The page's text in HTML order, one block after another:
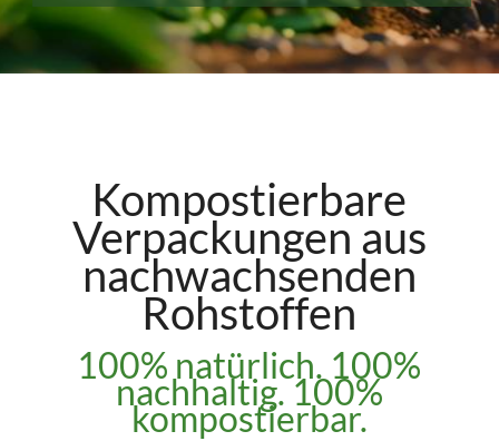
Kompostierbare
Verpackungen aus
nachwachsenden
Rohstoffen
100% natürlich. 100%
nachhaltig. 100%
kompostierbar.